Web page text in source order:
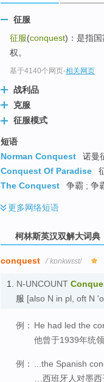
征服
征服(conquest)：是指
权。
基于4140个网页-相关网页
战利品
克服
征服模式
短语
Norman Conquest
诺曼
Conquest Of Paradise
The Conquest
争霸 ; 争
更多网络短语
柯林斯英汉双解大词典
conquest /ˈkɒnkwɛst/
1. N-UNCOUNT
服 [also N in pl, oft N
例： He had led the
他曾于1939年统
例：
...the Spanish
…西班牙人对墨西